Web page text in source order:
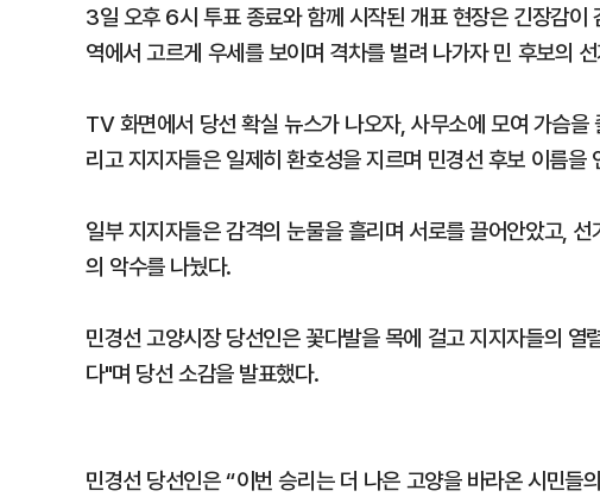
3일 오후 6시 투표 종료와 함께 시작된 개표 현장은 긴장감이
역에서 고르게 우세를 보이며 격차를 벌려 나가자 민 후보의
TV 화면에서 당선 확실 뉴스가 나오자, 사무소에 모여 가슴
리고 지지자들은 일제히 환호성을 지르며 민경선 후보 이름을
일부 지지자들은 감격의 눈물을 흘리며 서로를 끌어안았고,
의 악수를 나눴다.
민경선 고양시장 당선인은 꽃다발을 목에 걸고 지지자들의
다"며 당선 소감을 발표했다.
민경선 당선인은 “이번 승리는 더 나은 고양을 바라온 시민